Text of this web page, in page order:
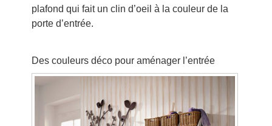
plafond qui fait un clin d’oeil à la couleur de la
porte d’entrée.
Des couleurs déco pour aménager l’entrée